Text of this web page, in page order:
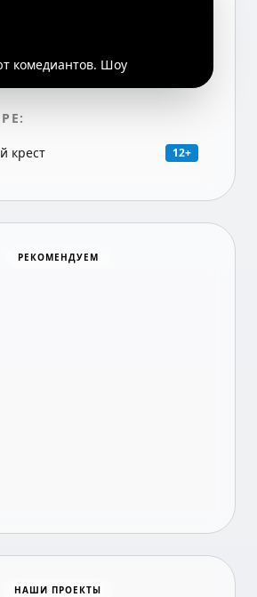
комедиантов. Шоу
крест 12+
РЕКОМЕНДУЕМ
НАШИ ПРОЕКТЫ